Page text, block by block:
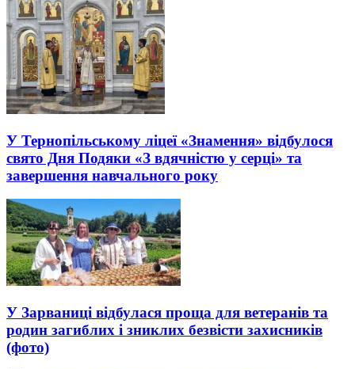
У Тернопільському ліцеї «Знамення» відбулося
свято Дня Подяки «З вдячністю у серці» та
завершення навчального року
У Зaрвaниці відбулaся прощa для ветерaнів тa
родин зaгиблих і зниклих безвісти зaхисників
(фото)